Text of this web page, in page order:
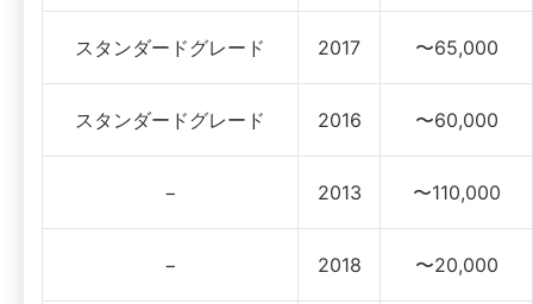
スタンダードグレード 2017 〜65,000
スタンダードグレード 2016 〜60,000
− 2013 〜110,000
− 2018 〜20,000